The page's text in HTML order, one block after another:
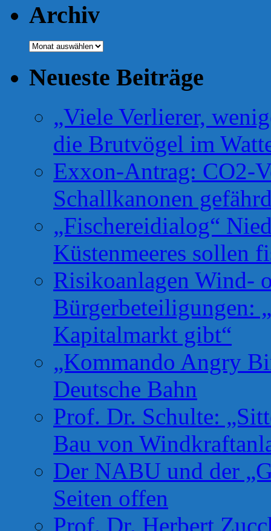
Archiv
Archiv
Neueste Beiträge
„Viele Verlierer,
die Brutvögel im
Exxon-Antrag: CO2-
Schallkanonen
„Fischereidialog“
Küstenmeeres sollen
Risikoanlagen Wind-
Bürgerbeteiligungen:
Kapitalmarkt gibt“
„Kommando Angry
Deutsche Bahn
Prof. Dr. Schulte:
Bau von
Der NABU und der
Seiten offen
Prof. Dr. Herbert